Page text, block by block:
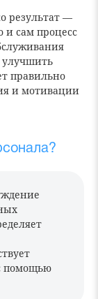
результат —
и сам процесс
улучшить
правильно
и мотивации
помощью